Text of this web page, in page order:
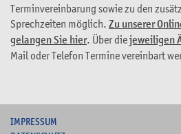
Terminvereinbarung sowie zu den
Sprechzeiten möglich. Zu unserer
gelangen Sie hier. Über diejeweiligen
Mail oder Telefon Termine vereinbart
IMPRESSUM